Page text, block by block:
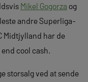
Mikel Gogorza og
andre Superliga-
Midtjylland har de
cool cash.
storsalg ved at sende